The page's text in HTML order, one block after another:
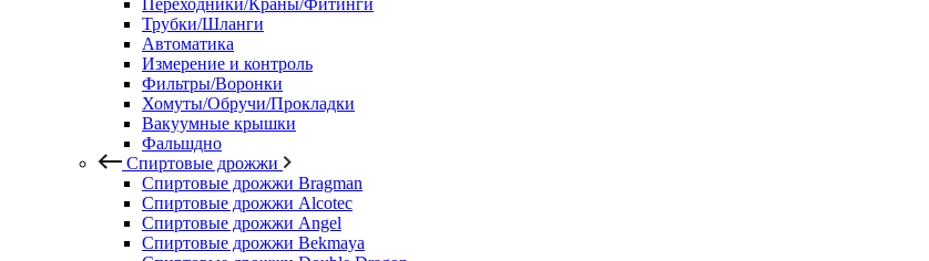
Переходники/Краны/Фитинги
Трубки/Шланги
Автоматика
Измерение и контроль
Фильтры/Воронки
Хомуты/Обручи/Прокладки
Вакуумные крышки
Фальшдно
Спиртовые дрожжи
Спиртовые дрожжи Bragman
Спиртовые дрожжи Alcotec
Спиртовые дрожжи Angel
Спиртовые дрожжи Bekmaya